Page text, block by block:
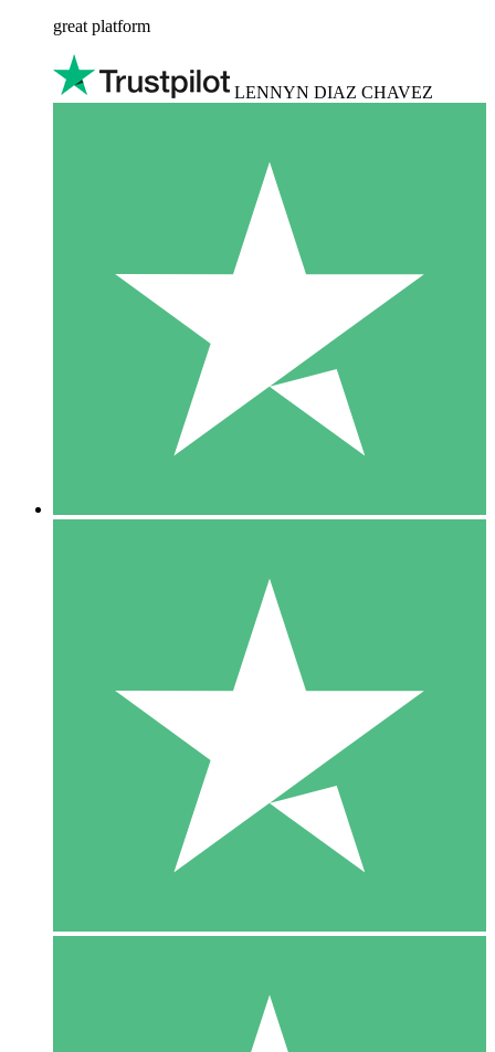
great platform
LENNYN DIAZ CHAVEZ